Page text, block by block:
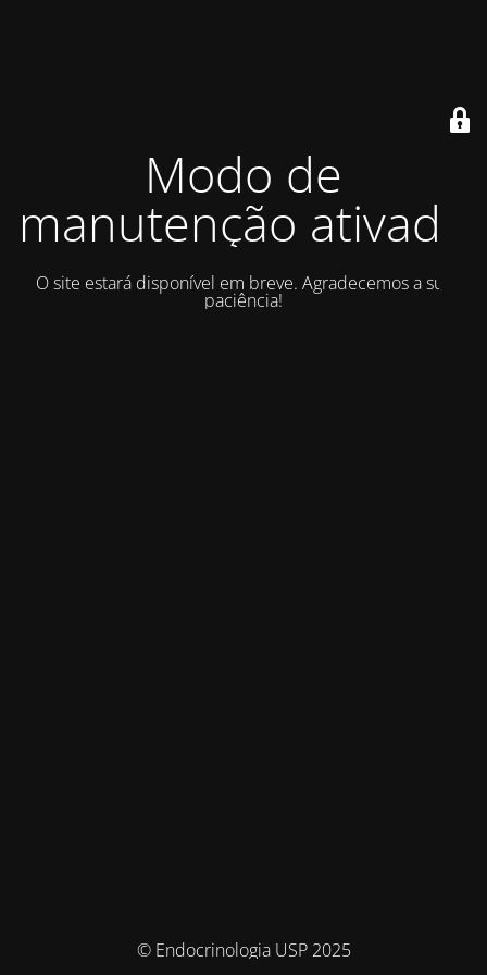
Modo de
manutenção ativado
O site estará disponível em breve. Agradecemos a sua
paciência!
© Endocrinologia USP 2025